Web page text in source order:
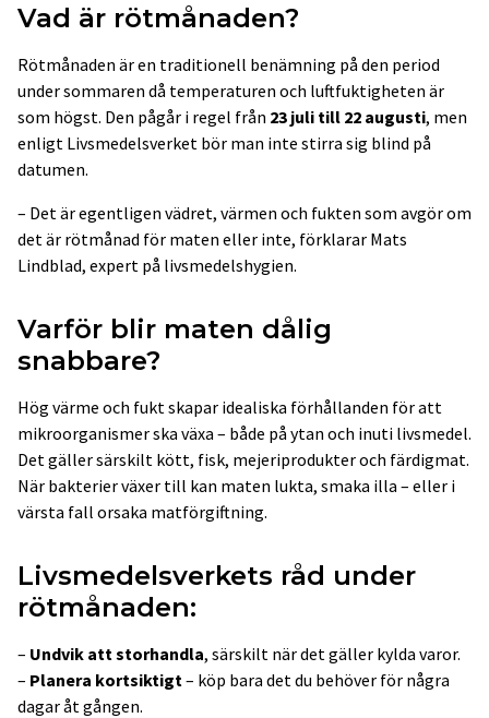
Vad är rötmånaden?
Rötmånaden är en traditionell benämning på den period
under sommaren då temperaturen och luftfuktigheten är
som högst. Den pågår i regel från 23 juli till 22 augusti, men
enligt Livsmedelsverket bör man inte stirra sig blind på
datumen.
– Det är egentligen vädret, värmen och fukten som avgör om
det är rötmånad för maten eller inte, förklarar Mats
Lindblad, expert på livsmedelshygien.
Varför blir maten dålig
snabbare?
Hög värme och fukt skapar idealiska förhållanden för att
mikroorganismer ska växa – både på ytan och inuti livsmedel.
Det gäller särskilt kött, fisk, mejeriprodukter och färdigmat.
När bakterier växer till kan maten lukta, smaka illa – eller i
värsta fall orsaka matförgiftning.
Livsmedelsverkets råd under
rötmånaden:
– Undvik att storhandla, särskilt när det gäller kylda varor.
– Planera kortsiktigt – köp bara det du behöver för några
dagar åt gången.